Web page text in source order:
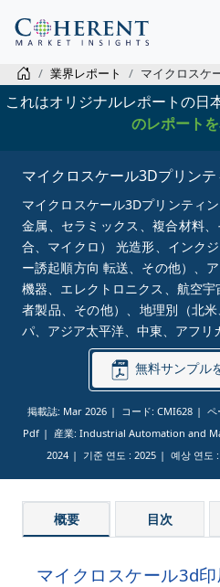
業界レポート マイクロスケ
これはオリジナルレポートの日
のレポート
マイクロスケール3Dプリン
マイクロスケール3Dプリンティ
金属、セラミックス、複合材料
合、マイクロ） 光造形、インク
ー誘起順方向 転送、その他）、
機器、エレクトロニクス、航空
者製品、その他）、地理別（北
パ、アジア太平洋、中東、アフリ
無料サンプル
掲載誌: Mar 2026 コード: CMI628 ペ
Pdf
産業: Industrial Automation and
2024
기준 연도 : 2025 예상 연도 :
概要 目次
マイクロスケール3d